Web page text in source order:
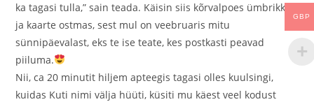
ka tagasi tulla,” sain teada. Käisin siis kõrvalpoes ümbrikke
ja kaarte ostmas, sest mul on veebruaris mitu
sünnipäevalast, eks te ise teate, kes postkasti peavad
piiluma.
Nii, ca 20 minutit hiljem apteegis tagasi olles kuulsingi,
kuidas Kuti nimi välja hüüti, küsiti mu käest veel kodust
GBP